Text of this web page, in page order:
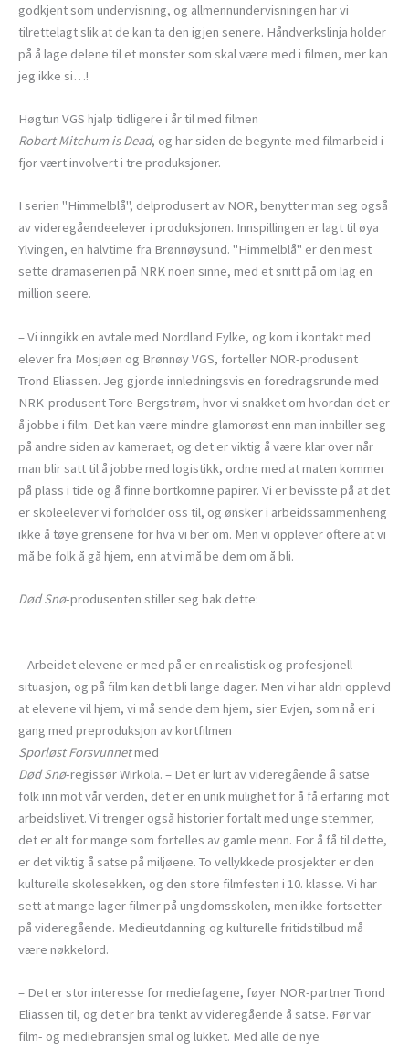
godkjent som undervisning, og allmennundervisningen har vi
tilrettelagt slik at de kan ta den igjen senere. Håndverkslinja holder
på å lage delene til et monster som skal være med i filmen, mer kan
jeg ikke si…!
Høgtun VGS hjalp tidligere i år til med filmen
Robert Mitchum is Dead, og har siden de begynte med filmarbeid i
fjor vært involvert i tre produksjoner.
I serien "Himmelblå", delprodusert av NOR, benytter man seg også
av videregåendeelever i produksjonen. Innspillingen er lagt til øya
Ylvingen, en halvtime fra Brønnøysund. "Himmelblå" er den mest
sette dramaserien på NRK noen sinne, med et snitt på om lag en
million seere.
– Vi inngikk en avtale med Nordland Fylke, og kom i kontakt med
elever fra Mosjøen og Brønnøy VGS, forteller NOR-produsent
Trond Eliassen. Jeg gjorde innledningsvis en foredragsrunde med
NRK-produsent Tore Bergstrøm, hvor vi snakket om hvordan det er
å jobbe i film. Det kan være mindre glamorøst enn man innbiller seg
på andre siden av kameraet, og det er viktig å være klar over når
man blir satt til å jobbe med logistikk, ordne med at maten kommer
på plass i tide og å finne bortkomne papirer. Vi er bevisste på at det
er skoleelever vi forholder oss til, og ønsker i arbeidssammenheng
ikke å tøye grensene for hva vi ber om. Men vi opplever oftere at vi
må be folk å gå hjem, enn at vi må be dem om å bli.
Død Snø-produsenten stiller seg bak dette:
– Arbeidet elevene er med på er en realistisk og profesjonell
situasjon, og på film kan det bli lange dager. Men vi har aldri opplevd
at elevene vil hjem, vi må sende dem hjem, sier Evjen, som nå er i
gang med preproduksjon av kortfilmen
Sporløst Forsvunnetmed
Død Snø-regissør Wirkola. – Det er lurt av videregående å satse
folk inn mot vår verden, det er en unik mulighet for å få erfaring mot
arbeidslivet. Vi trenger også historier fortalt med unge stemmer,
det er alt for mange som fortelles av gamle menn. For å få til dette,
er det viktig å satse på miljøene. To vellykkede prosjekter er den
kulturelle skolesekken, og den store filmfesten i 10. klasse. Vi har
sett at mange lager filmer på ungdomsskolen, men ikke fortsetter
på videregående. Medieutdanning og kulturelle fritidstilbud må
være nøkkelord.
– Det er stor interesse for mediefagene, føyer NOR-partner Trond
Eliassen til, og det er bra tenkt av videregående å satse. Før var
film- og mediebransjen smal og lukket. Med alle de nye